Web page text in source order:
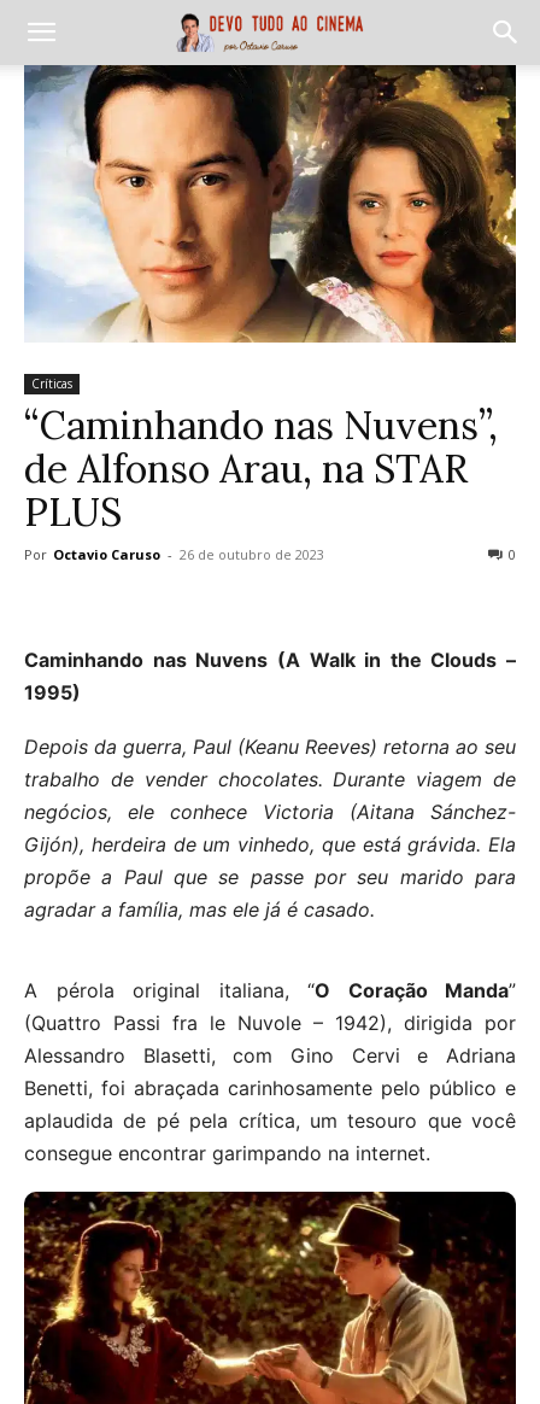
Críticas
“Caminhando nas Nuvens”,
de Alfonso Arau, na STAR
PLUS
Por Octavio Caruso - 26 de outubro de 2023 0
Caminhando nas Nuvens (A Walk in the Clouds –
1995)
Depois da guerra, Paul (Keanu Reeves) retorna ao seu
trabalho de vender chocolates. Durante viagem de
negócios, ele conhece Victoria (Aitana Sánchez-
Gijón), herdeira de um vinhedo, que está grávida. Ela
propõe a Paul que se passe por seu marido para
agradar a família, mas ele já é casado.
A pérola original italiana, “O Coração Manda”
(Quattro Passi fra le Nuvole – 1942), dirigida por
Alessandro Blasetti, com Gino Cervi e Adriana
Benetti, foi abraçada carinhosamente pelo público e
aplaudida de pé pela crítica, um tesouro que você
consegue encontrar garimpando na internet.